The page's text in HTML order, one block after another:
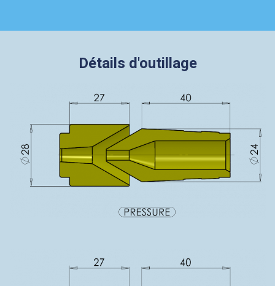
Détails d'outillage